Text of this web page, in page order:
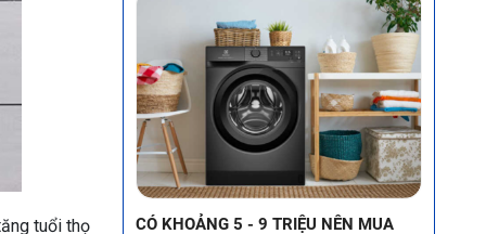
tuổi thọ
gia đình Việt Nam. Đây là phân khúc tầm
trung, nơi bạn có thể tìm thấy cả máy giặt
lồng đứng và lồng ngang Inverter với hiệu
suất và tính năng đáng giá. Hãy cùng
khám phá những lựa chọn tốt nhất trong
tầm giá này để tìm ra chiếc máy giặt phù
hợp nhất cho gia đình bạn nhé!
TOP MÁY GIẶT LỒNG NGANG GIẶT